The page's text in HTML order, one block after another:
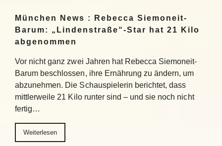
München News : Rebecca Siemoneit-
Barum: „Lindenstraße“-Star hat 21 Kilo
abgenommen
Vor nicht ganz zwei Jahren hat Rebecca Siemoneit-
Barum beschlossen, ihre Ernährung zu ändern, um
abzunehmen. Die Schauspielerin berichtet, dass
mittlerweile 21 Kilo runter sind – und sie noch nicht
fertig…
Weiterlesen